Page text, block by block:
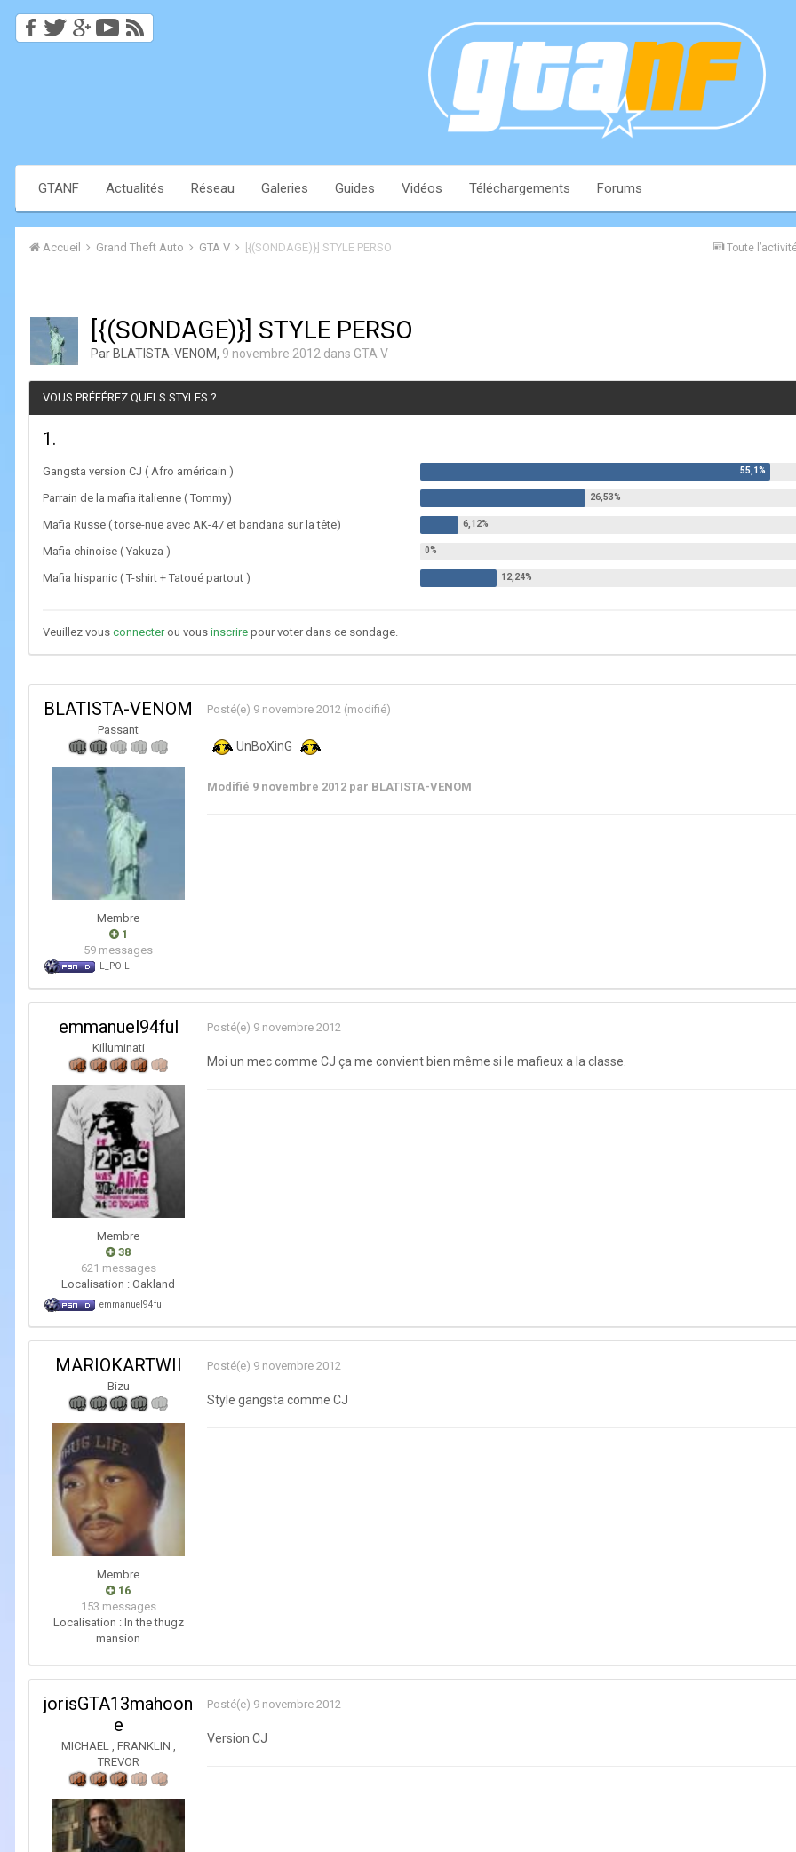
GTANF Actualités Réseau Galeries Guides Vidéos Téléchargements Forums
Toute
Accueil Grand Theft Auto GTA V [{(SONDAGE)}] STYLE PERSO
[{(SONDAGE)}] STYLE PERSO
Par BLATISTA-VENOM, 9 novembre 2012 dans GTA V
VOUS PRÉFÉREZ QUELS STYLES ?
1.
Gangsta version CJ ( Afro américain )
Parrain de la mafia italienne ( Tommy)
Mafia Russe ( torse-nue avec AK-47 et bandana sur la tête)
Mafia chinoise ( Yakuza )
Mafia hispanic ( T-shirt + Tatoué partout )
Veuillez vous connecterou vous inscrire pour voter dans ce sondage.
BLATISTA-VENOM
Passant
Membre
1
59 messages
L_POIL
Posté(e) 9 novembre 2012 (modifié)
UnBoXinG
Modifié 9 novembre 2012 par BLATISTA-VENOM
emmanuel94ful
Killuminati
Membre
38
621 messages
Localisation : Oakland
emmanuel94ful
Posté(e) 9 novembre 2012
Moi un mec comme CJ ça me convient bien même si le mafieux a la classe.
MARIOKARTWII
Bizu
Membre
16
153 messages
Localisation : In the thugz
mansion
Posté(e) 9 novembre 2012
Style gangsta comme CJ
jorisGTA13mahoon
e
MICHAEL , FRANKLIN ,
TREVOR
Posté(e) 9 novembre 2012
Version CJ